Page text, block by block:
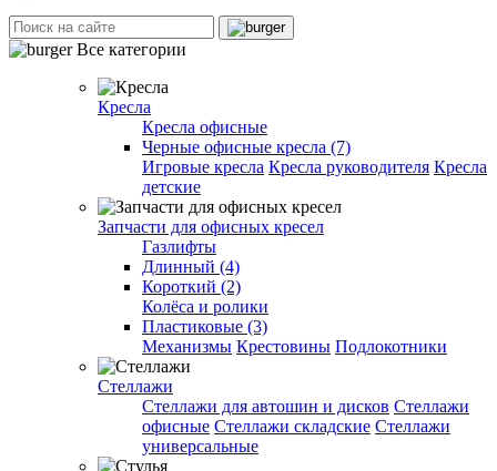
Все категории
Кресла
Кресла офисные
Черные офисные кресла (7)
Игровые кресла Кресла руководителя Кресла
детские
Запчасти для офисных кресел
Газлифты
Длинный (4)
Короткий (2)
Колёса и ролики
Пластиковые (3)
Механизмы Крестовины Подлокотники
Стеллажи
Стеллажи для автошин и дисков Стеллажи
офисные Стеллажи складские Стеллажи
универсальные